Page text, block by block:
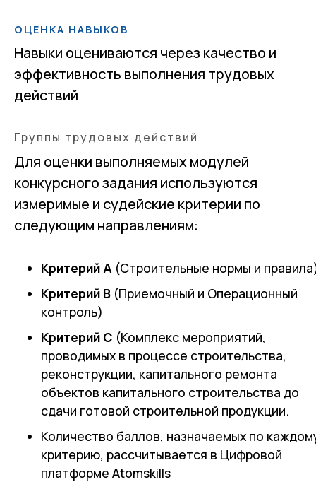
ОЦЕНКА НАВЫКОВ
Навыки оцениваются через качество и
эффективность выполнения трудовых
действий
Группы трудовых действий
Для оценки выполняемых модулей
конкурсного задания используются
измеримые и судейские критерии по
следующим направлениям:
Критерий А (Строительные нормы и
Критерий В (Приемочный и Операционный
контроль)
Критерий С (Комплекс мероприятий,
проводимых в процессе строительства,
реконструкции, капитального ремонта
объектов капитального строительства до
сдачи готовой строительной продукции.
Количество баллов, назначаемых по
критерию, рассчитывается в Цифровой
платформе Atomskills